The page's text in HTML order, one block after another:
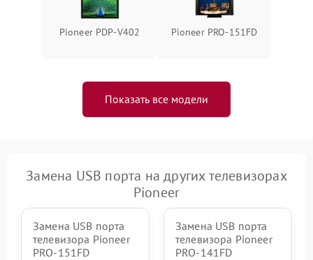
Pioneer PDP-V402 Pioneer PRO-151FD
Показать все модели
Замена USB порта на других телевизорах
Pioneer
Замена USB порта
телевизора Pioneer
PRO-151FD
Замена USB порта
телевизора Pioneer
PRO-141FD